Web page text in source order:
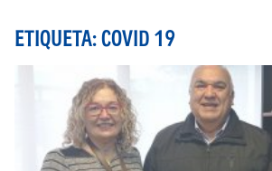
ETIQUETA: COVID 19